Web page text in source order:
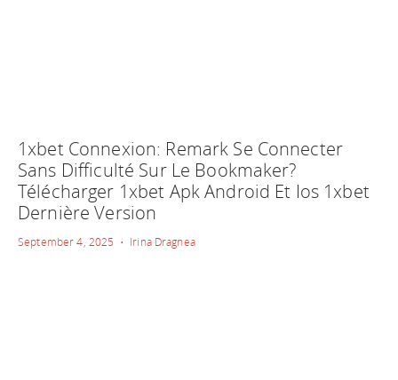
1xbet Connexion: Remark Se Connecter
Sans Difficulté Sur Le Bookmaker?
Télécharger 1xbet Apk Android Et Ios 1xbet
Dernière Version
September 4, 2025 • Irina Dragnea